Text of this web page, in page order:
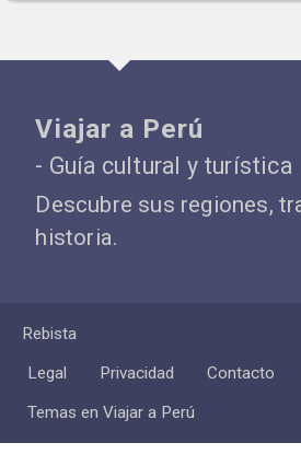
Viajar a Perú
- Guía cultural y turística
Descubre sus regiones,
historia.
Rebista
Legal
Privacidad
Contacto
Temas en Viajar a Perú